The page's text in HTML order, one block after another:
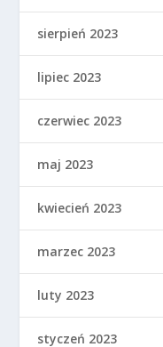
sierpień 2023
lipiec 2023
czerwiec 2023
maj 2023
kwiecień 2023
marzec 2023
luty 2023
styczeń 2023